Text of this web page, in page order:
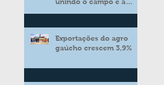
Exportações do agro
gaúcho crescem 3,9%